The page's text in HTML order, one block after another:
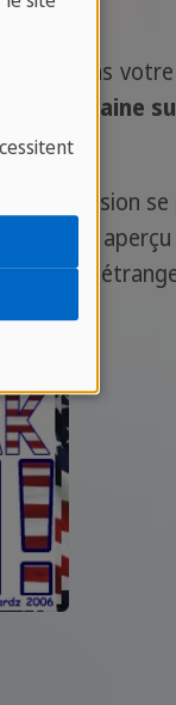
dans
la semaine
l’occasion
un